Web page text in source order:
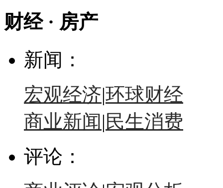
财经 · 房产
新闻：
宏观经济|环球财经
商业新闻| 民生消费
评论：